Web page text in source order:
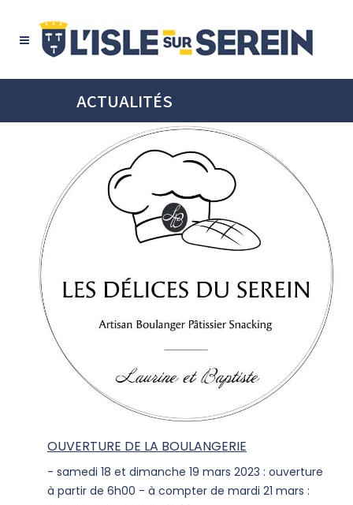
ACTUALITÉS
OUVERTURE DE LA BOULANGERIE
- samedi 18 et dimanche 19 mars 2023 : ouverture
à partir de 6h00 - à compter de mardi 21 mars :